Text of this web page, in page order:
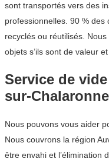
sont transportés vers des
professionnelles. 90 %
recyclés ou réutilisés.
objets s’ils sont de valeur
Service de
sur-Chalaronne
Nous pouvons vous aider
Nous couvrons la région
être envahi et l’élimination